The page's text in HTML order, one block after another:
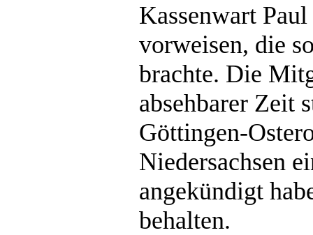
Kassenwart
vorweisen, die
brachte. Die
absehbarer Zeit
Göttingen-
Niedersachsen
angekündigt
behalten.